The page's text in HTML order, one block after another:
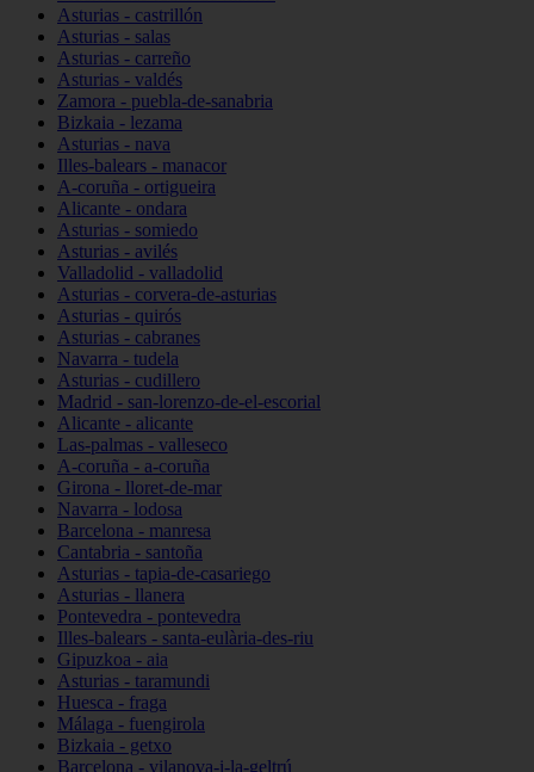
Asturias - castrillón
Asturias - salas
Asturias - carreño
Asturias - valdés
Zamora - puebla-de-sanabria
Bizkaia - lezama
Asturias - nava
Illes-balears - manacor
A-coruña - ortigueira
Alicante - ondara
Asturias - somiedo
Asturias - avilés
Valladolid - valladolid
Asturias - corvera-de-asturias
Asturias - quirós
Asturias - cabranes
Navarra - tudela
Asturias - cudillero
Madrid - san-lorenzo-de-el-escorial
Alicante - alicante
Las-palmas - valleseco
A-coruña - a-coruña
Girona - lloret-de-mar
Navarra - lodosa
Barcelona - manresa
Cantabria - santoña
Asturias - tapia-de-casariego
Asturias - llanera
Pontevedra - pontevedra
Illes-balears - santa-eulària-des-riu
Gipuzkoa - aia
Asturias - taramundi
Huesca - fraga
Málaga - fuengirola
Bizkaia - getxo
Barcelona - vilanova-i-la-geltrú